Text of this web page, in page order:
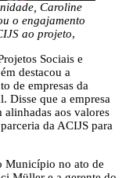
Caroline
o engajamento
ao projeto,
Sociais e
destacou a
de empresas da
Disse que a empresa
alinhadas aos valores
da ACIJS para
Município no ato de